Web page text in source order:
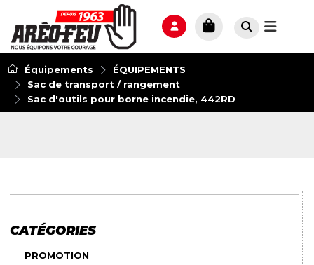
Équipements
ÉQUIPEMENTS
Sac de transport / rangement
Sac d'outils pour borne incendie, 442RD
CATÉGORIES
PROMOTION